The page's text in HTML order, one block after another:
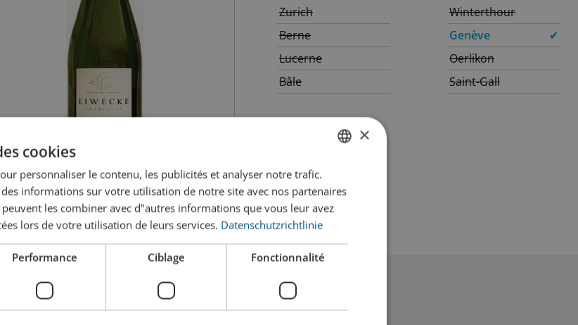
Zurich
Berne
Lucerne
Bâle
Winterthour
Genève
✔
Oerlikon
Saint-Gall
FRENCH
×
cookies
personnaliser le contenu, les publicités et analyser notre trafic.
informations sur votre utilisation de notre site avec nos partenaires
les combiner avec d"autres informations que vous leur avez
lors de votre utilisation de leurs services. Datenschutzrichtlinie
Performance Ciblage Fonctionnalité